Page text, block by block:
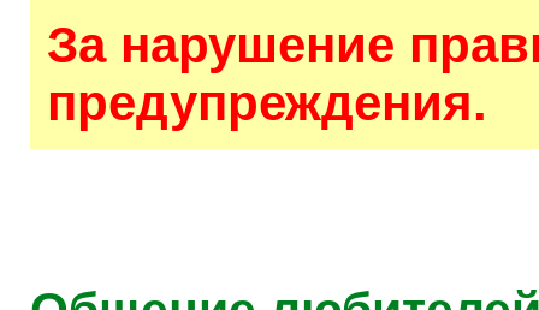
За нарушение
предупреждения.